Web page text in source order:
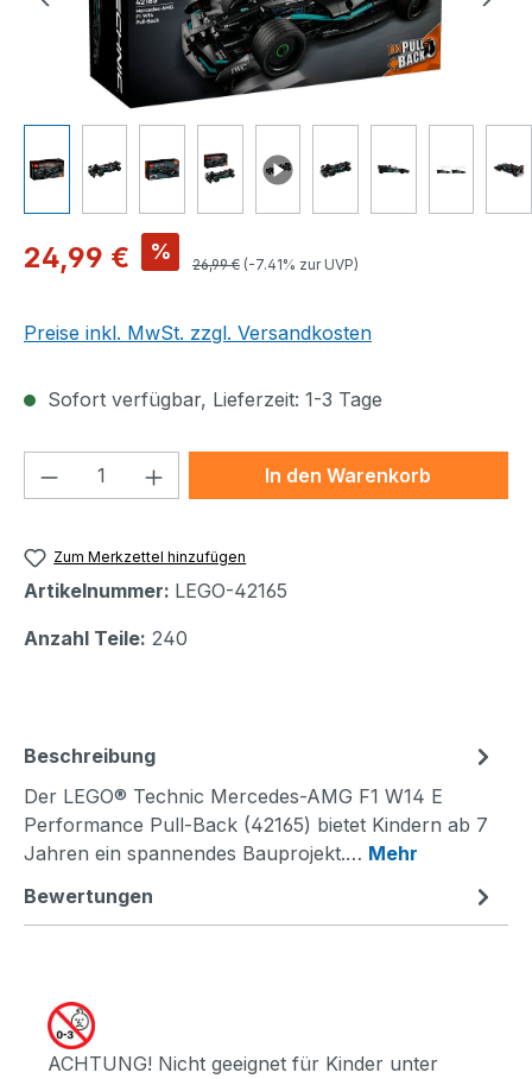
Verkaufspreis:
24,99 € % Regulärer Preis:
26,99 € (-7.41% zur UVP)
Preise inkl. MwSt. zzgl. Versandkosten
Sofort verfügbar, Lieferzeit: 1-3 Tage
Produkt Anzahl: Gib denIn den Warenkorb
Zum Merkzettel hinzufügen
Artikelnummer: LEGO-42165
Anzahl Teile: 240
Beschreibung
Der LEGO® Technic Mercedes-AMG F1 W14 E
Performance Pull-Back (42165) bietet Kindern ab 7
Jahren ein spannendes Bauprojekt.… Mehr
Bewertungen
ACHTUNG! Nicht geeignet für Kinder unter